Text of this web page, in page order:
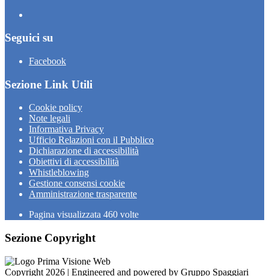
Seguici su
Facebook
Sezione Link Utili
Cookie policy
Note legali
Informativa Privacy
Ufficio Relazioni con il Pubblico
Dichiarazione di accessibilità
Obiettivi di accessibilità
Whistleblowing
Gestione consensi cookie
Amministrazione trasparente
Pagina visualizzata 460 volte
Sezione Copyright
Copyright 2026 | Engineered and powered by Gruppo Spaggiari